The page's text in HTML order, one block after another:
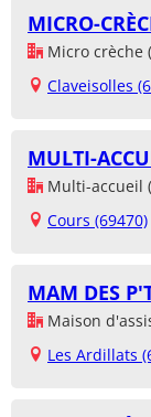
MICRO-
Micro crèche
Claveisolles
MULTI-
Multi-accueil
Cours (69470)
MAM DES
Maison
Les Ardillats